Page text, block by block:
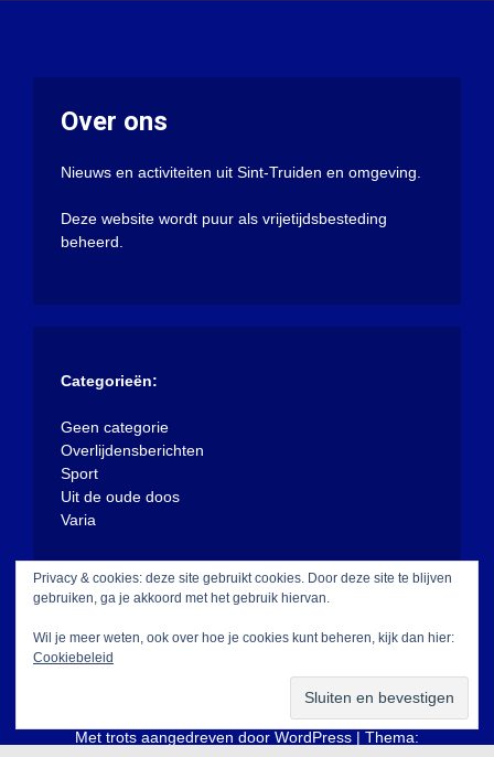
Over ons
Nieuws en activiteiten uit Sint-Truiden en omgeving.
Deze website wordt puur als vrijetijdsbesteding
beheerd.
Categorieën:
Geen categorie
Overlijdensberichten
Sport
Uit de oude doos
Varia
Met trots aangedreven door WordPress | Thema:
Privacy & cookies: deze site gebruikt cookies. Door deze site te blijven
gebruiken, ga je akkoord met het gebruik hiervan.
Wil je meer weten, ook over hoe je cookies kunt beheren, kijk dan hier:
Cookiebeleid